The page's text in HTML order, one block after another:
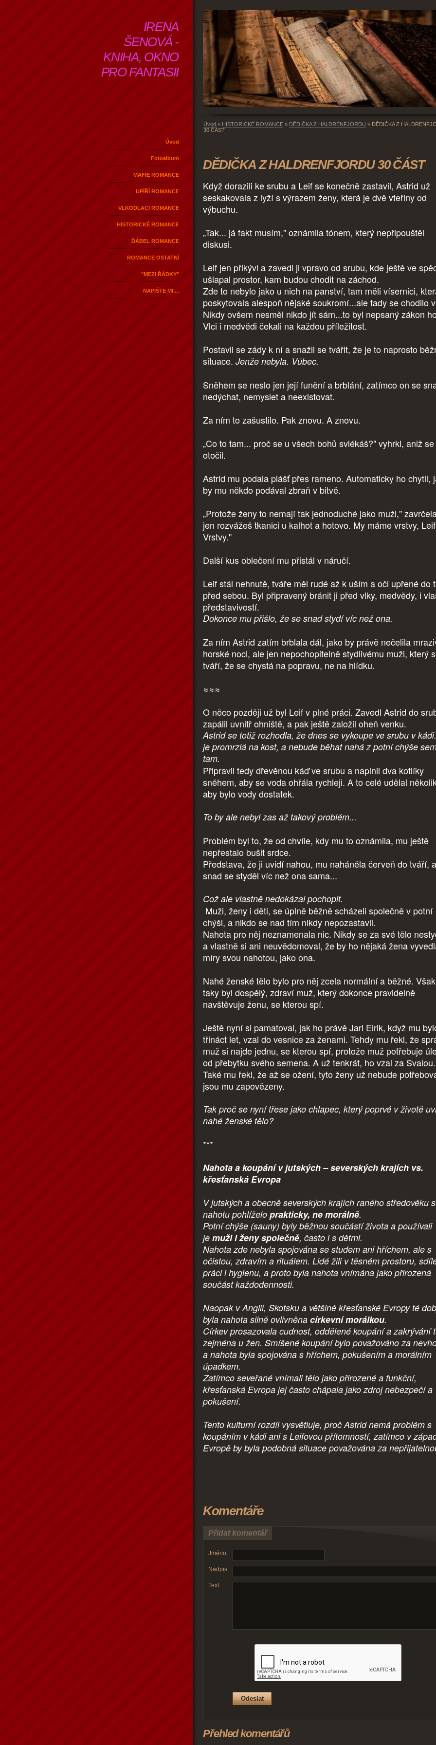
IRENA
ŠENOVÁ -
KNIHA, OKNO
PRO FANTASII
Úvod
Fotoalbum
MAFIE ROMANCE
UPÍŘÍ ROMANCE
VLKODLACI ROMANCE
HISTORICKÉ ROMANCE
ĎÁBEL ROMANCE
ROMANCE OSTATNÍ
"MEZI ŘÁDKY"
NAPIŠTE MI....
Úvod » HISTORICKÉ ROMANCE » DĚDIČKA Z HALDRENFJORDU » DĚDIČKA Z
30 ČÁST
DĚDIČKA Z HALDRENFJORDU 30 ČÁST
Když dorazili ke srubu a Leif se konečně zastavil, Astrid už
seskakovala z lyží s výrazem ženy, která je dvě vteřiny od
výbuchu.
„Tak... já fakt musím," oznámila tónem, který nepřipouštěl
diskusi.
Leif jen přikývl a zavedl ji vpravo od srubu, kde ještě ve
ušlapal prostor, kam budou chodit na záchod.
Zde to nebylo jako u nich na panství, tam měli vísernici,
poskytovala alespoň nějaké soukromí...ale tady se chodilo
Nikdy ovšem nesměl nikdo jít sám...to byl nepsaný zákon
Vlci i medvědi čekali na každou příležitost.
Postavil se zády k ní a snažil se tvářit, že je to naprosto
situace. Jenže nebyla. Vůbec.
Sněhem se neslo jen její funění a brblání, zatímco on se
nedýchat, nemyslet a neexistovat.
Za ním to zašustilo. Pak znovu. A znovu.
„Co to tam... proč se u všech bohů svlékáš?" vyhrkl, aniž se
otočil.
Astrid mu podala plášť přes rameno. Automaticky ho chytil,
by mu někdo podával zbraň v bitvě.
„Protože ženy to nemají tak jednoduché jako muži,"
jen rozvážeš tkanici u kalhot a hotovo. My máme vrstvy,
Vrstvy."
Další kus oblečení mu přistál v náručí.
Leif stál nehnutě, tváře měl rudé až k uším a oči upřené do
před sebou. Byl připravený bránit ji před vlky, medvědy, i
představivostí.
Dokonce mu přišlo, že se snad stydí víc než ona.
Za ním Astrid zatím brblala dál, jako by právě nečelila
horské noci, ale jen nepochopitelně stydlivému muži, který
tváří, že se chystá na popravu, ne na hlídku.
≈≈≈
O něco později už byl Leif v plné práci. Zavedl Astrid do
zapálil uvnitř ohniště, a pak ještě založil oheň venku.
Astrid se totiž rozhodla, že dnes se vykoupe ve srubu v
je promrzlá na kost, a nebude běhat nahá z potní chýše
tam.
Připravil tedy dřevěnou káď ve srubu a naplnil dva kotlíky
sněhem, aby se voda ohřála rychleji. A to celé udělal
aby bylo vody dostatek.
To by ale nebyl zas až takový problém...
Problém byl to, že od chvíle, kdy mu to oznámila, mu ještě
nepřestalo bušit srdce.
Představa, že ji uvidí nahou, mu naháněla červeň do tváří, a
snad se styděl víc než ona sama...
Což ale vlastně nedokázal pochopit.
Muži, ženy i děti, se úplně běžně scházeli společně v potní
chýši, a nikdo se nad tím nikdy nepozastavil.
Nahota pro něj neznamenala nic. Nikdy se za své tělo
a vlastně si ani neuvědomoval, že by ho nějaká žena
míry svou nahotou, jako ona.
Nahé ženské tělo bylo pro něj zcela normální a běžné. Však
taky byl dospělý, zdraví muž, který dokonce pravidelně
navštěvuje ženu, se kterou spí.
Ještě nyní si pamatoval, jak ho právě Jarl Eirik, když mu
třináct let, vzal do vesnice za ženami. Tehdy mu řekl, že
muž si najde jednu, se kterou spí, protože muž potřebuje
od přebytku svého semena. A už tenkrát, ho vzal za Svalou.
Také mu řekl, že až se ožení, tyto ženy už nebude
jsou mu zapovězeny.
Tak proč se nyní třese jako chlapec, který poprvé v životě
nahé ženské tělo?
***
Nahota a koupání v jutských – severských krajích vs.
křesťanská Evropa
V jutských a obecně severských krajích raného středověku
nahotu pohlíželo prakticky, ne morálně.
Potní chýše (sauny) byly běžnou součástí života a používali
je muži i ženy společně, často i s dětmi.
Nahota zde nebyla spojována se studem ani hříchem, ale s
očistou, zdravím a rituálem. Lidé žili v těsném prostoru,
práci i hygienu, a proto byla nahota vnímána jako přirozená
součást každodennosti.
Naopak v Anglii, Skotsku a většině křesťanské Evropy té
byla nahota silně ovlivněna církevní morálkou.
Církev prosazovala cudnost, oddělené koupání a zakrývání
zejména u žen. Smíšené koupání bylo považováno za
a nahota byla spojována s hříchem, pokušením a morálním
úpadkem.
Zatímco seveřané vnímali tělo jako přirozené a funkční,
křesťanská Evropa jej často chápala jako zdroj nebezpečí a
pokušení.
Tento kulturní rozdíl vysvětluje, proč Astrid nemá problém s
koupáním v kádi ani s Leifovou přítomností, zatímco v
Evropě by byla podobná situace považována za
Komentáře
Přidat komentář
Jméno:
Nadpis:
Text:
Přehled komentářů